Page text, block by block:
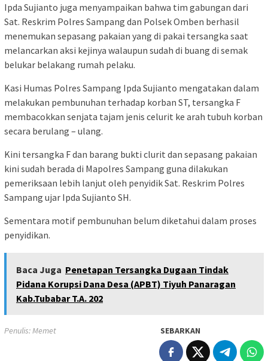
Ipda Sujianto juga menyampaikan bahwa tim gabungan dari
Sat. Reskrim Polres Sampang dan Polsek Omben berhasil
menemukan sepasang pakaian yang di pakai tersangka saat
melancarkan aksi kejinya walaupun sudah di buang di semak
belukar belakang rumah pelaku.
Kasi Humas Polres Sampang Ipda Sujianto mengatakan dalam
melakukan pembunuhan terhadap korban ST, tersangka F
membacokkan senjata tajam jenis celurit ke arah tubuh korban
secara berulang – ulang.
Kini tersangka F dan barang bukti clurit dan sepasang pakaian
kini sudah berada di Mapolres Sampang guna dilakukan
pemeriksaan lebih lanjut oleh penyidik Sat. Reskrim Polres
Sampang ujar Ipda Sujianto SH.
Sementara motif pembunuhan belum diketahui dalam proses
penyidikan.
Baca Juga Penetapan Tersangka Dugaan Tindak
Pidana Korupsi Dana Desa (APBT) Tiyuh Panaragan
Kab.Tubabar T.A. 202
Penulis: Memet SEBARKAN